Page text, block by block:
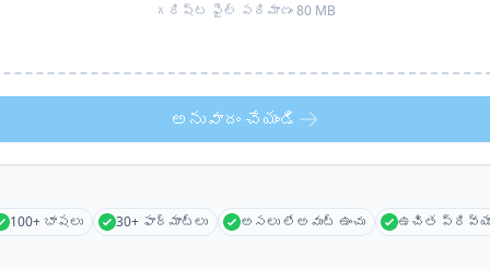
గరిష్ట ఫైల్ పరిమాణం 80 MB
అనువాదం చేయండి
100+ భాషలు 30+ ఫార్మాట్లు అసలు లేఅవుట్ ఉంచు ఉచిత